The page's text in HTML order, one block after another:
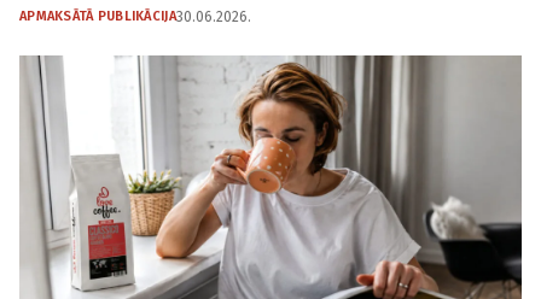
APMAKSĀTĀ PUBLIKĀCIJA30.06.2026.